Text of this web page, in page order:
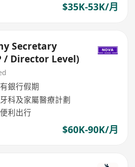
$35K-53K/月
Secretary
/ Director Level)
銀行假期
科及家屬醫療計劃
利出行
$60K-90K/月